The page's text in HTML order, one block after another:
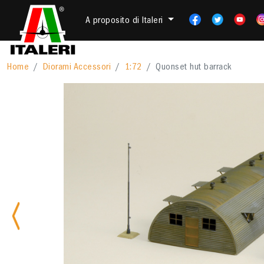
A proposito di Italeri
Home Diorami Accessori 1:72 Quonset hut barrack
Previous